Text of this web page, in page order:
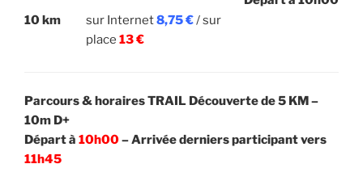
10 km sur Internet8,75€/ sur
place 13€
Parcours & horaires TRAIL Découverte de 5 KM –
10m D+
Départ à 10h00– Arrivée derniers participant vers
11h45